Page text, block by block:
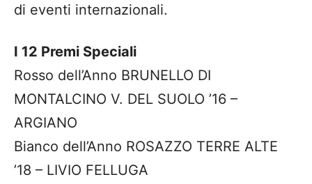
di eventi internazionali.
I 12 Premi Speciali
Rosso dell’Anno BRUNELLO DI
MONTALCINO V. DEL SUOLO ’16 –
ARGIANO
Bianco dell’Anno ROSAZZO TERRE ALTE
’18 – LIVIO FELLUGA